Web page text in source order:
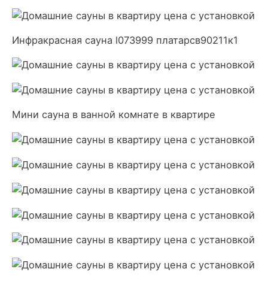
Инфракрасная сауна l073999 платарсв90211к1
Мини сауна в ванной комнате в квартире